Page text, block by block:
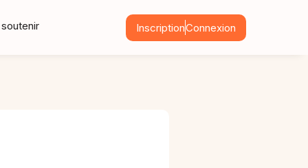
InscriptionConnexion